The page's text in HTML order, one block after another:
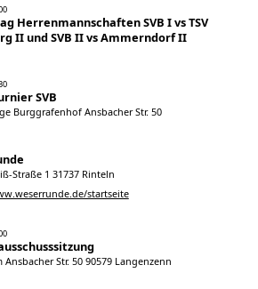
Herrenmannschaften SVB I vs TSV
II und SVB II vs Ammerndorf II
SVB
Burggrafenhof Ansbacher Str. 50
Straße 1 31737 Rinteln
startseite
Str. 50 90579 Langenzenn